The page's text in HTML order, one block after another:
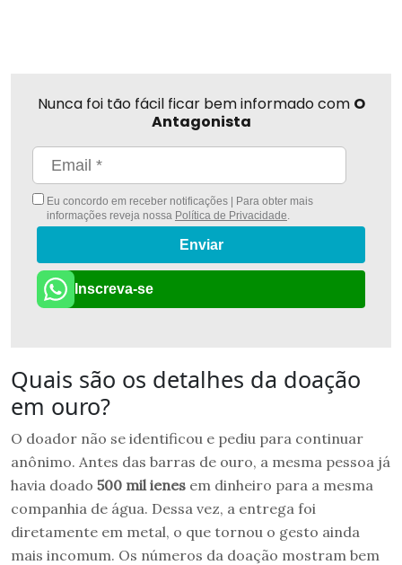
Nunca foi tão fácil ficar bem informado com O
Antagonista
Eu concordo em receber notificações | Para obter mais
informações reveja nossa Política de Privacidade.
Enviar
Inscreva-se
Quais são os detalhes da doação
em ouro?
O doador não se identificou e pediu para continuar
anônimo. Antes das barras de ouro, a mesma pessoa já
havia doado 500 mil ienes em dinheiro para a mesma
companhia de água. Dessa vez, a entrega foi
diretamente em metal, o que tornou o gesto ainda
mais incomum. Os números da doação mostram bem